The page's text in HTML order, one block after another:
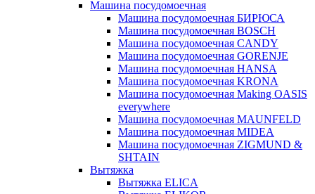
Машина посудомоечная
Машина посудомоечная БИРЮСА
Машина посудомоечная BOSCH
Машина посудомоечная CANDY
Машина посудомоечная GORENJE
Машина посудомоечная HANSA
Машина посудомоечная KRONA
Машина посудомоечная Making OASIS
everywhere
Машина посудомоечная MAUNFELD
Машина посудомоечная MIDEA
Машина посудомоечная ZIGMUND &
SHTAIN
Вытяжка
Вытяжка ELICA